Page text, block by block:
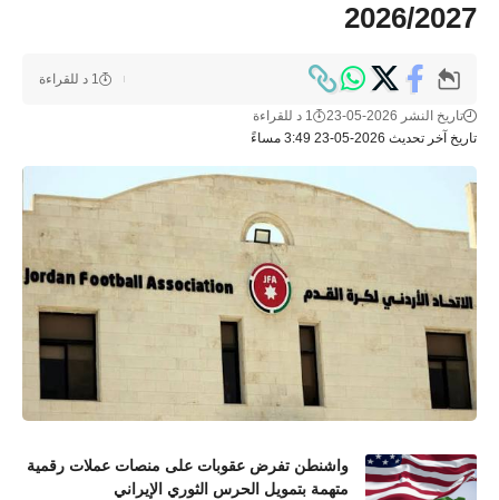
2026/2027
تاريخ آخر تحديث 2026-05-23 3:49 مساءً
تاريخ النشر 2026-05-23 1 د للقراءة
1 د للقراءة
واشنطن تفرض عقوبات على منصات عملات رقمية
متهمة بتمويل الحرس الثوري الإيراني